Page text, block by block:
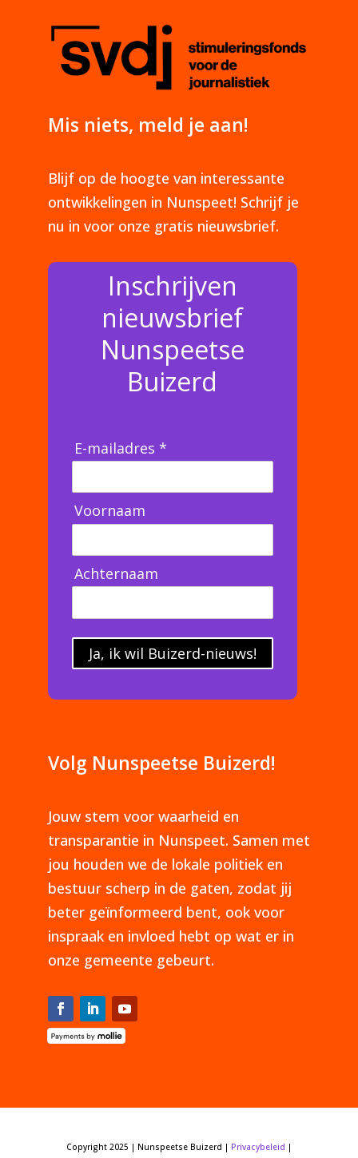
Mis niets, meld je aan!
Blijf op de hoogte van interessante
ontwikkelingen in Nunspeet! Schrijf je
nu in voor onze gratis nieuwsbrief.
Inschrijven
nieuwsbrief
Nunspeetse
Buizerd
E-mailadres *
Voornaam
Achternaam
Ja, ik wil Buizerd-nieuws!
Volg Nunspeetse Buizerd!
Jouw stem voor waarheid en
transparantie in Nunspeet. Samen met
jou houden we de lokale politiek en
bestuur scherp in de gaten, zodat jij
beter geïnformeerd bent, ook voor
inspraak en invloed hebt op wat er in
onze gemeente gebeurt.
Copyright 2025 | Nunspeetse Buizerd | Privacybeleid |